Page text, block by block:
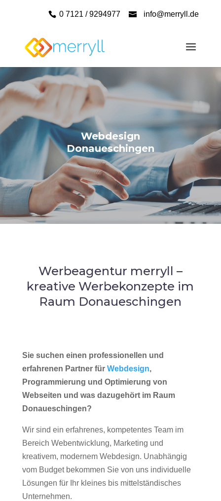
0 7121 / 9294977 info@merryll.de
Webdesign
Donaueschingen
Werbeagentur merryll –
kreative Werbekonzepte im
Raum Donaueschingen
Sie suchen einen professionellen und
erfahrenen Partner für Webdesign,
Programmierung und Optimierung von
Webseiten und was dazugehört im Raum
Donaueschingen?
Wir sind ein erfahrenes, kompetentes Team im
Bereich Webentwicklung, Marketing und
kreativem, modernem Webdesign. Unabhängig
vom Budget bekommen Sie von uns individuelle
Lösungen für Ihr kleines bis mittelständisches
Unternehmen.